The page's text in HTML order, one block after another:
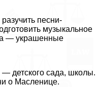
песни-
музыкальное
— украшенные
детского сада, школы.
о Масленице.